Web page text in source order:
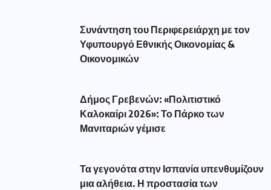
Συνάντηση του Περιφερειάρχη με τον
Υφυπουργό Εθνικής Οικονομίας &
Οικονομικών
Δήμος Γρεβενών: «Πολιτιστικό
Καλοκαίρι 2026»: Το Πάρκο των
Μανιταριών γέμισε
Τα γεγονότα στην Ισπανία υπενθυμίζουν
μια αλήθεια. Η προστασία των